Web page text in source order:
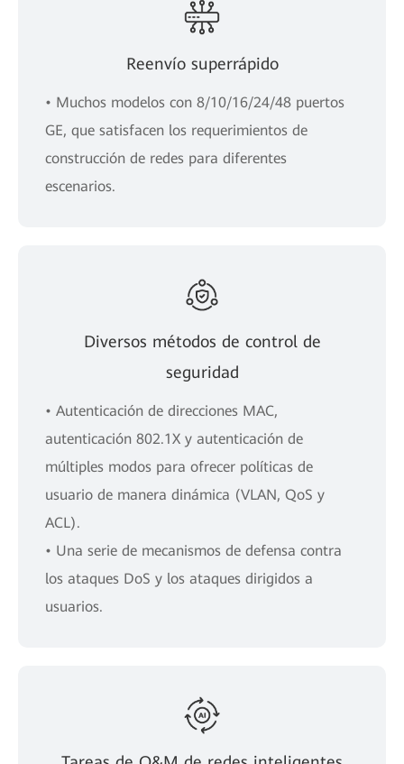
Reenvío superrápido
• Muchos modelos con 8/10/16/24/48 puertos
GE, que satisfacen los requerimientos de
construcción de redes para diferentes
escenarios.
Diversos métodos de control de
seguridad
• Autenticación de direcciones MAC,
autenticación 802.1X y autenticación de
múltiples modos para ofrecer políticas de
usuario de manera dinámica (VLAN, QoS y
ACL).
• Una serie de mecanismos de defensa contra
los ataques DoS y los ataques dirigidos a
usuarios.